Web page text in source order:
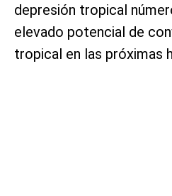
depresión tropical
elevado potencial de
tropical en las próximas